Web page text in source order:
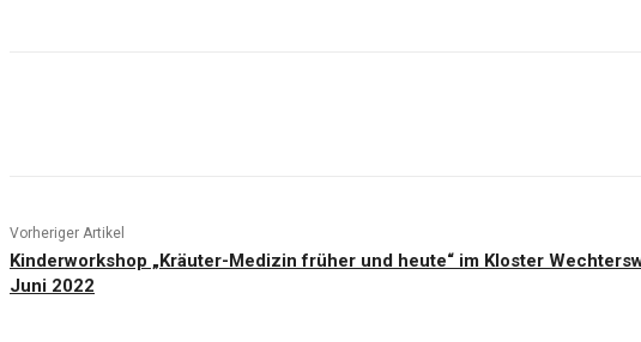
Vorheriger Artikel
Kinderworkshop „Kräuter-Medizin früher und heute“ im Kloster
Juni 2022